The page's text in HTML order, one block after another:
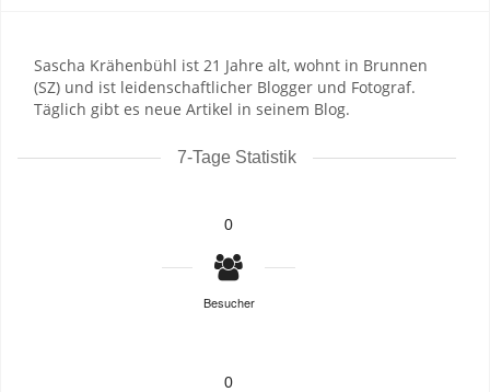
Sascha Krähenbühl ist 21 Jahre alt, wohnt in Brunnen
(SZ) und ist leidenschaftlicher Blogger und Fotograf.
Täglich gibt es neue Artikel in seinem Blog.
7-Tage Statistik
0
Besucher
0